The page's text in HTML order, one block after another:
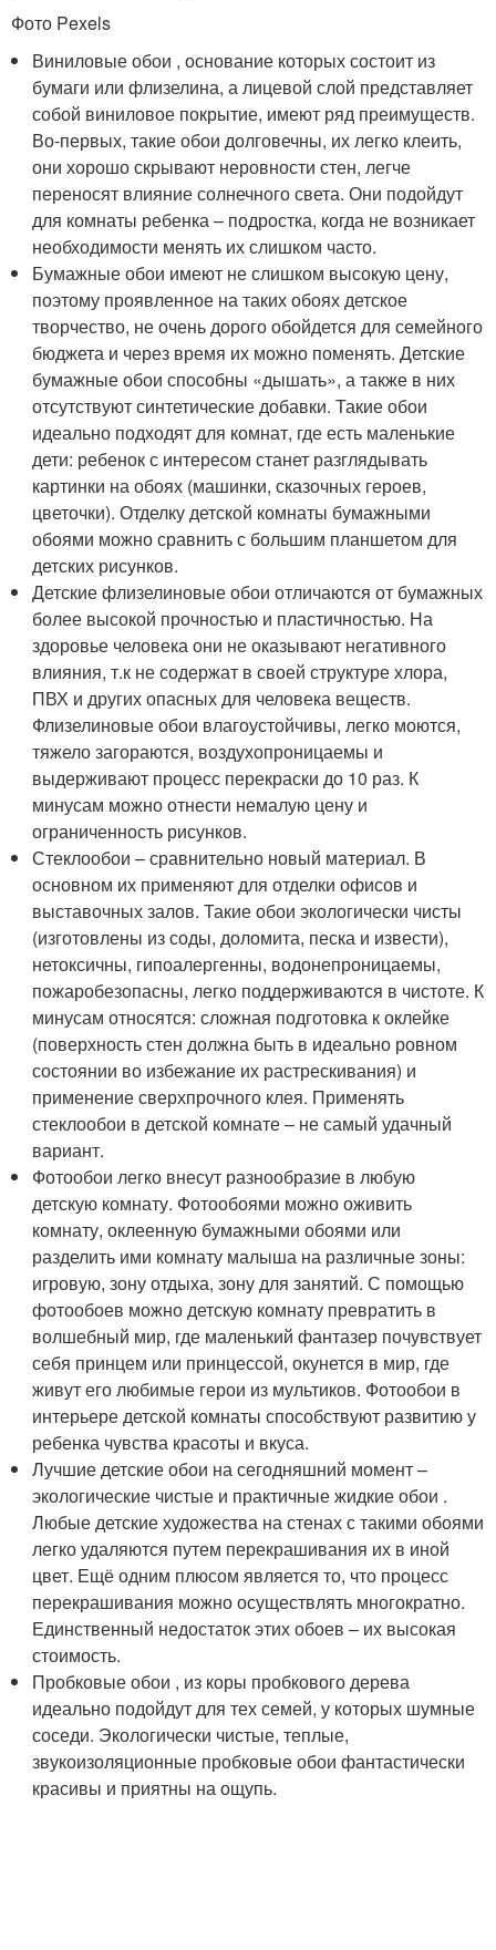
Фото Pexels
Виниловые обои , основание которых состоит из
бумаги или флизелина, а лицевой слой представляет
собой виниловое покрытие, имеют ряд преимуществ.
Во-первых, такие обои долговечны, их легко клеить,
они хорошо скрывают неровности стен, легче
переносят влияние солнечного света. Они подойдут
для комнаты ребенка – подростка, когда не возникает
необходимости менять их слишком часто.
Бумажные обои имеют не слишком высокую цену,
поэтому проявленное на таких обоях детское
творчество, не очень дорого обойдется для семейного
бюджета и через время их можно поменять. Детские
бумажные обои способны «дышать», а также в них
отсутствуют синтетические добавки. Такие обои
идеально подходят для комнат, где есть маленькие
дети: ребенок с интересом станет разглядывать
картинки на обоях (машинки, сказочных героев,
цветочки). Отделку детской комнаты бумажными
обоями можно сравнить с большим планшетом для
детских рисунков.
Детские флизелиновые обои отличаются от бумажных
более высокой прочностью и пластичностью. На
здоровье человека они не оказывают негативного
влияния, т.к не содержат в своей структуре хлора,
ПВХ и других опасных для человека веществ.
Флизелиновые обои влагоустойчивы, легко моются,
тяжело загораются, воздухопроницаемы и
выдерживают процесс перекраски до 10 раз. К
минусам можно отнести немалую цену и
ограниченность рисунков.
Стеклообои – сравнительно новый материал. В
основном их применяют для отделки офисов и
выставочных залов. Такие обои экологически чисты
(изготовлены из соды, доломита, песка и извести),
нетоксичны, гипоалергенны, водонепроницаемы,
пожаробезопасны, легко поддерживаются в чистоте. К
минусам относятся: сложная подготовка к оклейке
(поверхность стен должна быть в идеально ровном
состоянии во избежание их растрескивания) и
применение сверхпрочного клея. Применять
стеклообои в детской комнате – не самый удачный
вариант.
Фотообои легко внесут разнообразие в любую
детскую комнату. Фотообоями можно оживить
комнату, оклеенную бумажными обоями или
разделить ими комнату малыша на различные зоны:
игровую, зону отдыха, зону для занятий. С помощью
фотообоев можно детскую комнату превратить в
волшебный мир, где маленький фантазер почувствует
себя принцем или принцессой, окунется в мир, где
живут его любимые герои из мультиков. Фотообои в
интерьере детской комнаты способствуют развитию у
ребенка чувства красоты и вкуса.
Лучшие детские обои на сегодняшний момент –
экологические чистые и практичные жидкие обои .
Любые детские художества на стенах с такими обоями
легко удаляются путем перекрашивания их в иной
цвет. Ещё одним плюсом является то, что процесс
перекрашивания можно осуществлять многократно.
Единственный недостаток этих обоев – их высокая
стоимость.
Пробковые обои , из коры пробкового дерева
идеально подойдут для тех семей, у которых шумные
соседи. Экологически чистые, теплые,
звукоизоляционные пробковые обои фантастически
красивы и приятны на ощупь.